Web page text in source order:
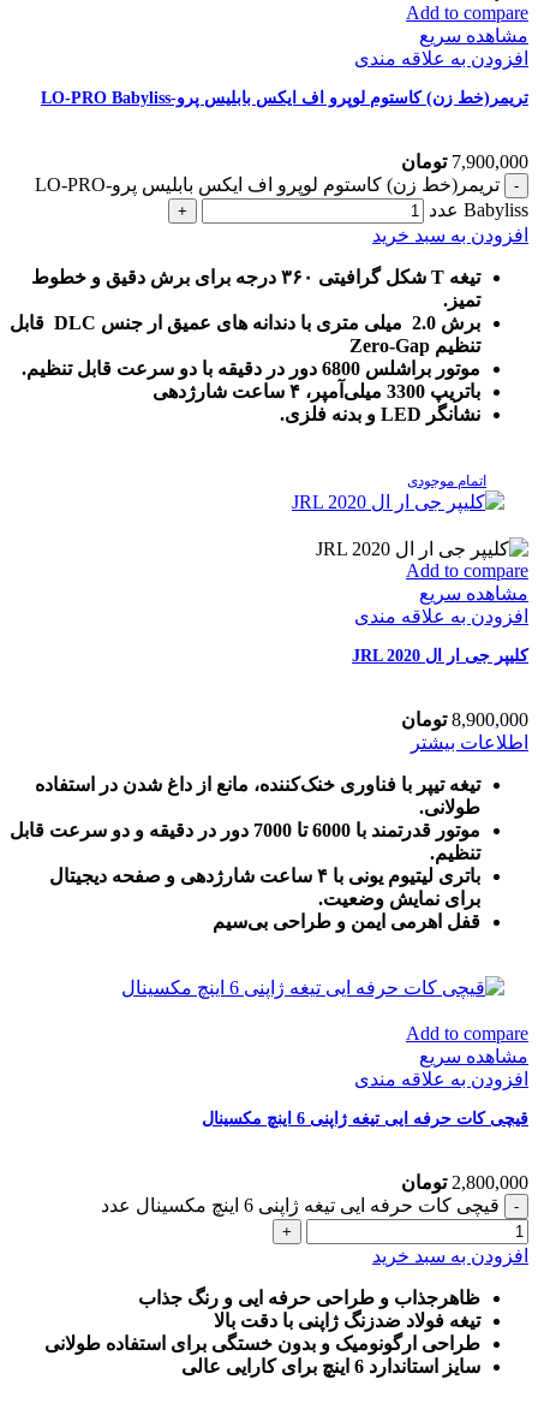
Add to compare
مشاهده سریع
افزودن به علاقه مندی
تریمر(خط زن) کاستوم لوپرو اف ایکس بابلیس پرو-LO-PRO Babyliss
7,900,000 تومان
تریمر(خط زن) کاستوم لوپرو اف ایکس بابلیس پرو-LO-PRO
Babyliss عدد
افزودن به سبد خرید
تیغه T شکل گرافیتی ۳۶۰ درجه برای برش دقیق و خطوط
تمیز.
برش 2.0 میلی متری با دندانه های عمیق ار جنس DLC قابل
تنظیم Zero-Gap
موتور براشلس 6800 دور در دقیقه با دو سرعت قابل تنظیم.
باتریپ 3300 میلی‌آمپر، ۴ ساعت شارژدهی
نشانگر LED و بدنه فلزی.
اتمام موجودی
Add to compare
مشاهده سریع
افزودن به علاقه مندی
کلیپر جی ار ال JRL 2020
8,900,000 تومان
اطلاعات بیشتر
تیغه تیپر با فناوری خنک‌کننده، مانع از داغ شدن در استفاده
طولانی.
موتور قدرتمند با 6000 تا 7000 دور در دقیقه و دو سرعت قابل
تنظیم.
باتری لیتیوم یونی با ۴ ساعت شارژدهی و صفحه دیجیتال
برای نمایش وضعیت.
قفل اهرمی ایمن و طراحی بی‌سیم
Add to compare
مشاهده سریع
افزودن به علاقه مندی
قیچی کات حرفه ایی تیغه ژاپنی 6 اینچ مکسینال
2,800,000 تومان
قیچی کات حرفه ایی تیغه ژاپنی 6 اینچ مکسینال عدد
افزودن به سبد خرید
ظاهرجذاب و طراحی حرفه ایی و رنگ جذاب
تیغه فولاد ضدزنگ ژاپنی با دقت بالا
طراحی ارگونومیک و بدون خستگی برای استفاده طولانی
سایز استاندارد 6 اینچ برای کارایی عالی